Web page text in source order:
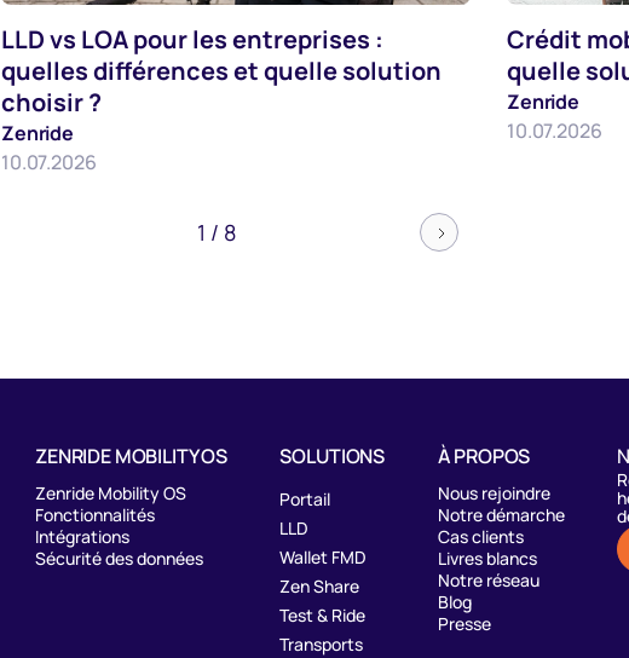
Employeurs
LLD vs LOA pour les entreprises :
quelles différences et quelle solution
choisir ?
Zenride
10.07.2026
Employeurs
Crédit
quelle
Zenride
10.07.2026
1 / 8
ZENRIDE MOBILITY OS
Zenride Mobility OS
Fonctionnalités
Intégrations
Sécurité des données
SOLUTIONS
Portail
LLD
Wallet FMD
Zen Share
Test & Ride
Transports
À PROPOS
Nous rejoindre
Notre démarche
Cas clients
Livres blancs
Notre réseau
Blog
Presse